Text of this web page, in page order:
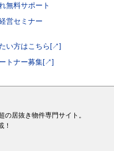
無料サポート
営セミナー
い方はこちら[↗]
トナー募集[↗]
居抜き物件専門サイト。
！